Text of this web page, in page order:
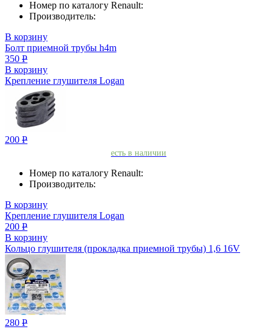
Номер по каталогу Renault:
Производитель:
В корзину
Болт приемной трубы h4m
350 Р
В корзину
Крепление глушителя Logan
200 Р
есть в наличии
Номер по каталогу Renault:
Производитель:
В корзину
Крепление глушителя Logan
200 Р
В корзину
Кольцо глушителя (прокладка приемной трубы) 1,6 16V
280 Р